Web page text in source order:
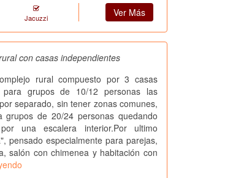
Jacuzzi Ver Más
con casas independientes
rural compuesto por 3 casas
para grupos de 10/12 personas las
separado, sin tener zonas comunes,
grupos de 20/24 personas quedando
una escalera interior.Por ultimo
pensado especialmente para parejas,
salón con chimenea y habitación con